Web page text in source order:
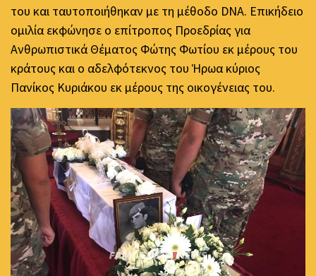
του και ταυτοποιήθηκαν με τη μέθοδο DNA. Επικήδειο
ομιλία εκφώνησε ο επίτροπος Προεδρίας για
Ανθρωπιστικά Θέματος Φώτης Φωτίου εκ μέρους του
κράτους και ο αδελφότεκνος του Ήρωα κύριος
Πανίκος Κυριάκου εκ μέρους της οικογένειας του.